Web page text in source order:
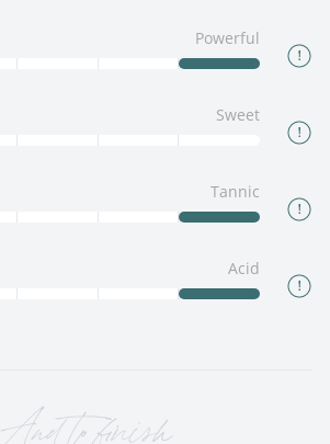
Powerful
Sweet
Tannic
Acid
And to finish